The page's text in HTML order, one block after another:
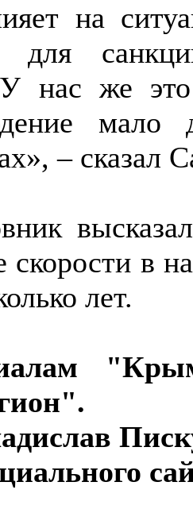
на
для
У нас же
мало
– сказал
в
лет.